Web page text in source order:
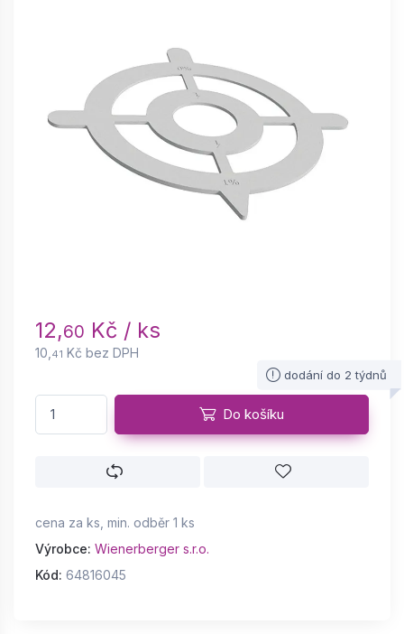
12,60 Kč / ks
10, 41 Kč bez DPH
dodání do 2 týdnů
Do košíku
cena za ks, min. odběr 1 ks
Výrobce: Wienerberger s.r.o.
Kód: 64816045